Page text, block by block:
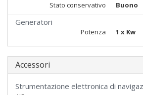
Stato conservativo
Buono
Generatori
Potenza 1 x Kw
Accessori
Strumentazione elettronica di